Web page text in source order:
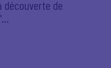
découverte de